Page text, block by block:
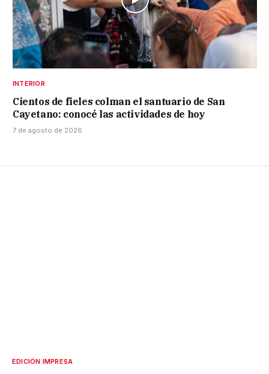
INTERIOR
Cientos de fieles colman el santuario de San
Cayetano: conocé las actividades de hoy
7 de agosto de 2026
EDICIÓN IMPRESA